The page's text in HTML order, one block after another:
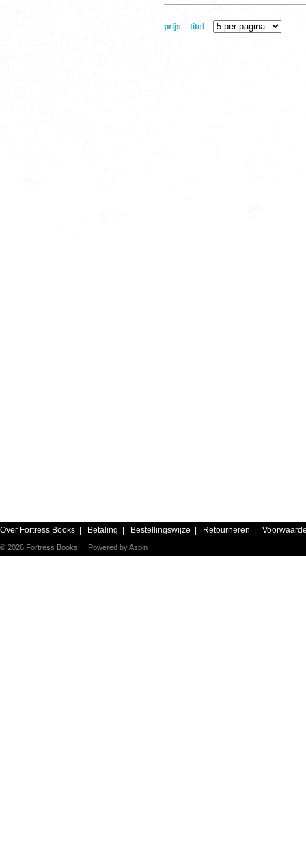
prijs titel
Over Fortress Books Betaling Bestellingswijze Retourneren
© 2026 Fortress Books | Powered byAspin